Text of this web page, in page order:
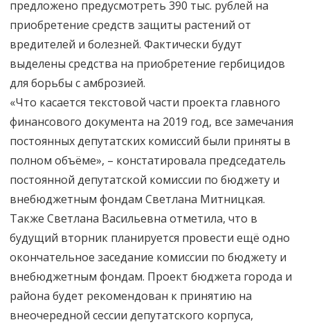
предложено предусмотреть 390 тыс. рублей на
приобретение средств защиты растений от
вредителей и болезней. Фактически будут
выделены средства на приобретение гербицидов
для борьбы с амброзией.
«Что касается текстовой части проекта главного
финансового документа на 2019 год, все замечания
постоянных депутатских комиссий были приняты в
полном объёме», – констатировала председатель
постоянной депутатской комиссии по бюджету и
внебюджетным фондам Светлана Митницкая.
Также Светлана Васильевна отметила, что в
будущий вторник планируется провести ещё одно
окончательное заседание комиссии по бюджету и
внебюджетным фондам. Проект бюджета города и
района будет рекомендован к принятию на
внеочередной сессии депутатского корпуса,